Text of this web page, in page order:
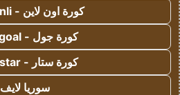
كورة اون لاين - kora onli
كورة جول - kora goal
كورة ستار - kora star
سوريا لايف